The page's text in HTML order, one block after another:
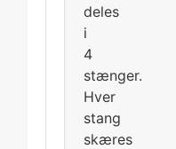
deles
i
4
stænger.
Hver
stang
skæres